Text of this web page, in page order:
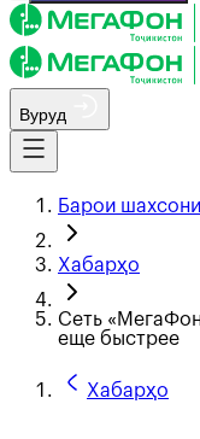
Вуруд
Барои
Хабарҳо
Сеть
еще быстрее
Хабарҳо